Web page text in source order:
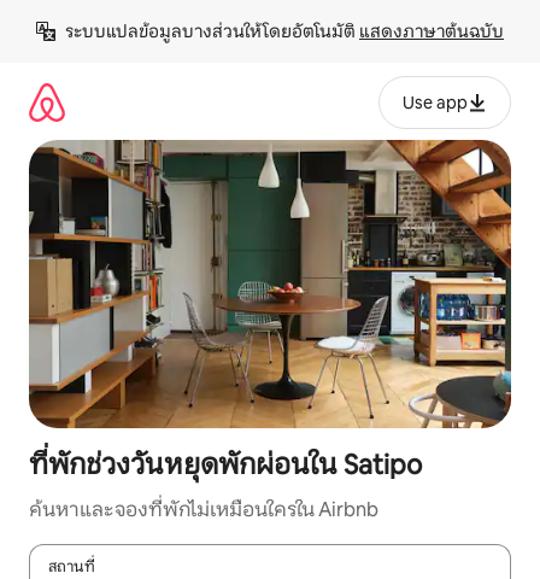
เนื้อหา
ระบบแปลข้อมูลบางส่วนให้โดยอัตโนมัติ แสดงภาษาต้นฉบับ
Use app
ที่พักช่วงวันหยุดพักผ่อนใน Satipo
ค้นหาและจองที่พักไม่เหมือนใครใน Airbnb
สถานที่